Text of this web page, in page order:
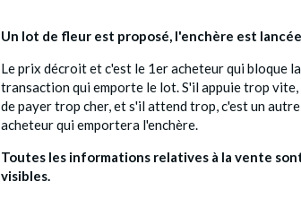
Un lot de fleur est proposé, l'enchère est
Le prix décroit et c'est le 1er acheteur qui bloque la
transaction qui emporte le lot. S'il appuie trop
de payer trop cher, et s'il attend trop, c'est un autre
acheteur qui emportera l'enchère.
Toutes les informations relatives à la vente
visibles.